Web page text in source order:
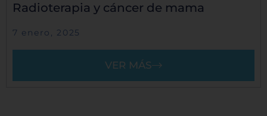
Radioterapia y cáncer de mama
7 enero, 2025
VER MÁS